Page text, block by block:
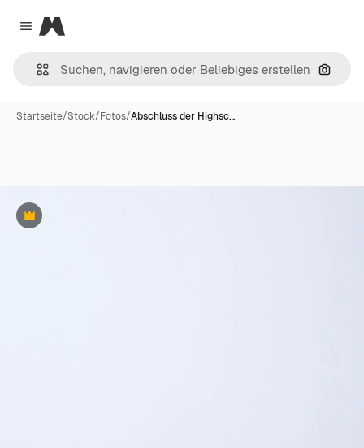
Close menu
Magnific
Nach
Startseite/Stock/Fotos/Abschluss der Highsc…
Premium